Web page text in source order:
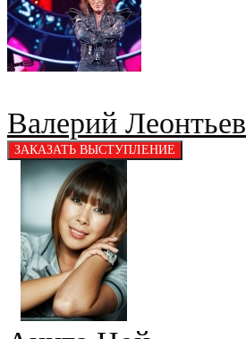
Валерий Леонтьев